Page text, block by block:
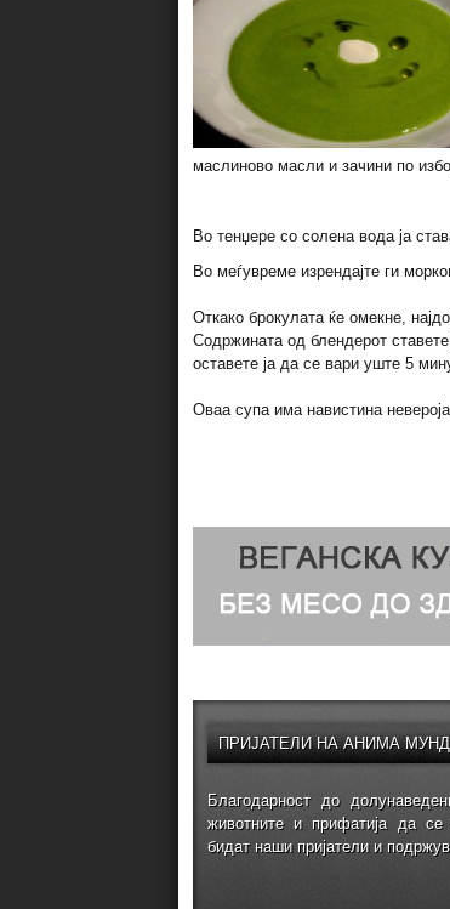
маслиново масли и зачини по
Во тенџере со солена вода ја
Во меѓувреме изрендајте ги
Откако брокулата ќе омекне,
Содржината од блендерот
оставете ја да се вари уште 5
Оваа супа има навистина
ПРИЈАТЕЛИНА АНИМА
Благодарност до
животните и прифатија да
бидат наши пријатели и